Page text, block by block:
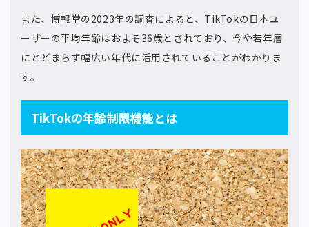
また、博報堂の2023年の調査によると、TikTokの日本ユ
ーザーの平均年齢はおよそ36歳とされており、今や若年層
にとどまらず幅広い年代に活用されていることがわかりま
す。
TikTokの年齢制限機能とは